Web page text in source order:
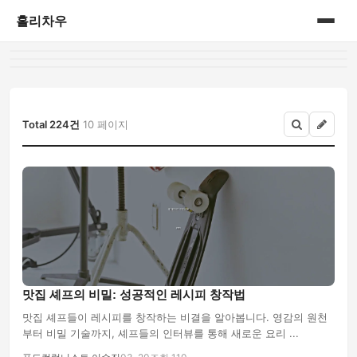
홀리차우
Total 224건 10 페이지
맛집 셰프의 비밀: 성공적인 레시피 창작법
맛집 셰프들이 레시피를 창작하는 비결을 알아봅니다. 영감의 원천
부터 비밀 기술까지, 셰프들의 인터뷰를 통해 새로운 요리 ...